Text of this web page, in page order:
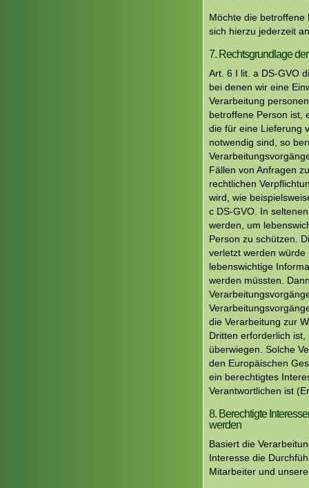
Möchte die betroffene
sich hierzu jederzeit
7. Rechtsgrundlage
Art. 6 I lit. a DS-GVO
bei denen wir eine
Verarbeitung
betroffene Person ist,
die für eine Lieferung
notwendig sind, so
Fällen von Anfragen
rechtlichen
wird, wie
c DS-GVO. In
werden, um
Person zu schützen.
verletzt werden
lebenswichtige
werden müssten.
die Verarbeitung zur
Dritten erforderlich
überwiegen. Solche
den Europäischen
ein berechtigtes
Verantwortlichen ist
8. Berechtigte
werden
Basiert die
Interesse die
Mitarbeiter und